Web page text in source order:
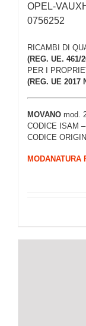
OPEL-
0756252
RICAMBI DI
(REG. UE. 461/
PER I
(REG. UE 2017
MOVANO mod.
CODICE ISAM –
CODICE
MODANATURA